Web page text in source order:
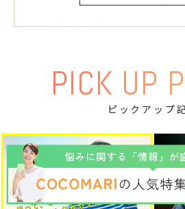
PICK UP
ピックアップ